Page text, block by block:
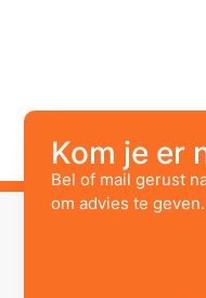
Kom je er
Bel of mail gerust
om advies te geven.